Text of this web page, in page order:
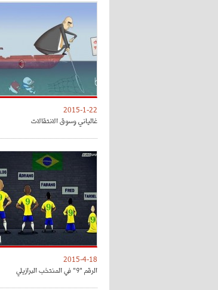
2015-1-22
غالياني وسوق الانتقالات
2015-4-18
الرقم "9" في المنتخب البرازيلي